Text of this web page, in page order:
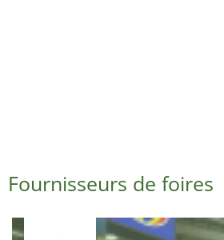
Fournisseurs de foires